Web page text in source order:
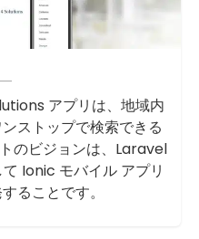
アプリは、地域内
ストップで検索できる
のビジョンは、Laravel
Ionic モバイル アプリ
ることです。